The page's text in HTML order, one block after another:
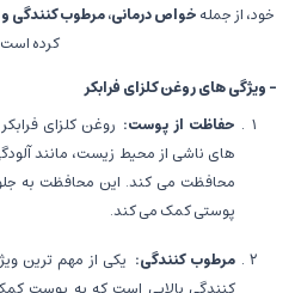
خود، از جملهخواص درمانی، مرطوب کنندگی
کرده
- ویژگی های روغن کلزای فرابکر
حفاظت از پوست: روغن کلزای
های ناشی از محیط زیست، مانند
محافظت می کند. این محافظت به
پوستی کمک می کند.
مرطوب کنندگی: یکی از مهم ترین